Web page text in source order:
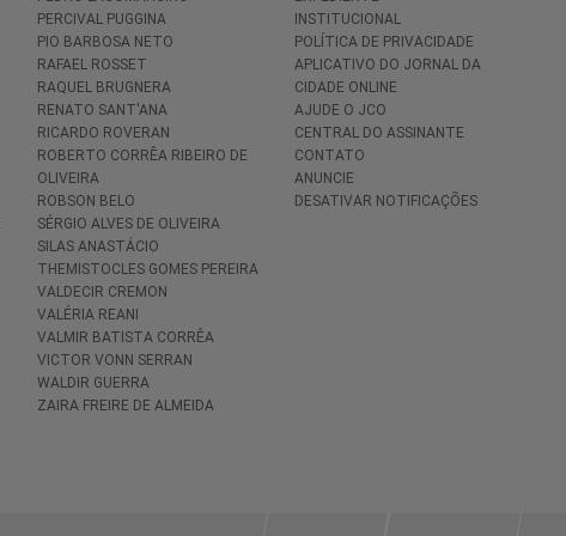
PERCIVAL PUGGINA
PIO BARBOSA NETO
RAFAEL ROSSET
RAQUEL BRUGNERA
RENATO SANT'ANA
RICARDO ROVERAN
ROBERTO CORRÊA RIBEIRO DE
OLIVEIRA
ROBSON BELO
SÉRGIO ALVES DE OLIVEIRA
SILAS ANASTÁCIO
THEMISTOCLES GOMES PEREIRA
VALDECIR CREMON
VALÉRIA REANI
VALMIR BATISTA CORRÊA
VICTOR VONN SERRAN
WALDIR GUERRA
ZAIRA FREIRE DE ALMEIDA
INSTITUCIONAL
POLÍTICA DE PRIVACIDADE
APLICATIVO DO JORNAL DA
CIDADE ONLINE
AJUDE O JCO
CENTRAL DO ASSINANTE
CONTATO
ANUNCIE
DESATIVAR NOTIFICAÇÕES